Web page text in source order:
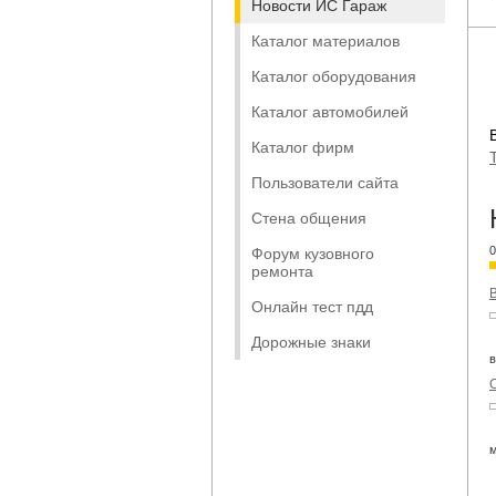
Новости ИС Гараж
Каталог материалов
Каталог оборудования
Каталог автомобилей
Каталог фирм
Пользователи сайта
Стена общения
Форум кузовного
ремонта
Онлайн тест пдд
Дорожные знаки